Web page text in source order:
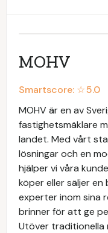
MOHV
Smartscore: ☆5.0
MOHV är en av
fastighetsmäklare
landet. Med vårt
lösningar och en
hjälper vi våra
köper eller säljer
experter inom sina
brinner för att ge
Utöver traditionella